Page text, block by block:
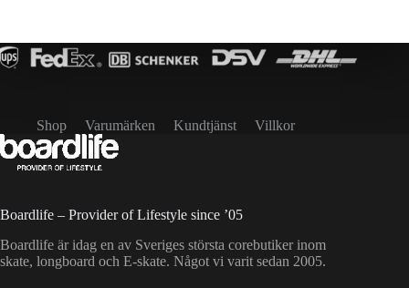
Shop Varumärken Kundtjänst Villkor
Boardlife – Provider of Lifestyle since ’05
Boardlife är idag en av Sveriges största corebutiker inom
skate, longboard och E-skate. Något vi varit sedan 2005.